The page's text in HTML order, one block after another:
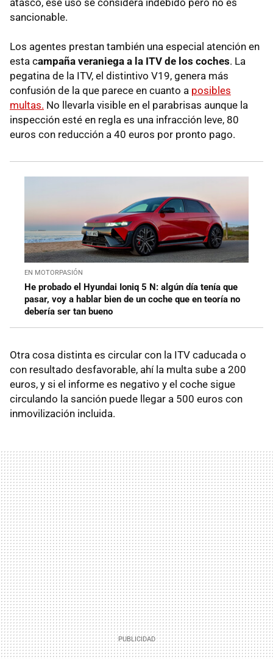
atasco, ese uso se considera indebido pero no es
sancionable.
Los agentes prestan también una especial atención en
esta campaña veraniega a la ITV de los coches. La
pegatina de la ITV, el distintivo V19, genera más
confusión de la que parece en cuanto a posibles
multas. No llevarla visible en el parabrisas aunque la
inspección esté en regla es una infracción leve, 80
euros con reducción a 40 euros por pronto pago.
EN MOTORPASIÓN
He probado el Hyundai Ioniq 5 N: algún día tenía que
pasar, voy a hablar bien de un coche que en teoría no
debería ser tan bueno
Otra cosa distinta es circular con la ITV caducada o
con resultado desfavorable, ahí la multa sube a 200
euros, y si el informe es negativo y el coche sigue
circulando la sanción puede llegar a 500 euros con
inmovilización incluida.